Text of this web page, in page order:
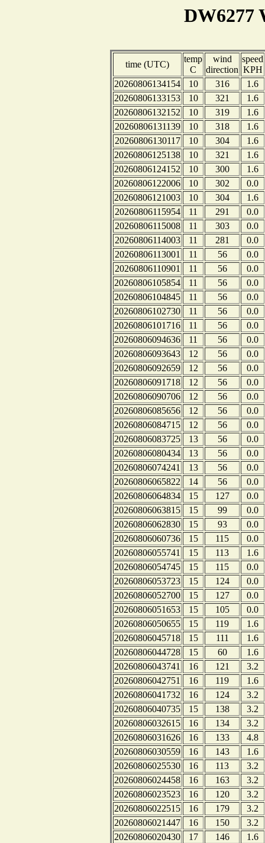
DW6277
time (UTC)
temp
C
wind
direction
speed
KPH
20260806134154
10 316
1.6
20260806133153
10 321
1.6
20260806132152
10 319
1.6
20260806131139
10 318
1.6
20260806130117
10 304
1.6
20260806125138
10 321
1.6
20260806124152
10 300
1.6
20260806122006
10 302
0.0
20260806121003
10 304
1.6
20260806115954
11 291
0.0
20260806115008
11 303
0.0
20260806114003
11 281
0.0
20260806113001
11 56
0.0
20260806110901
11 56
0.0
20260806105854
11 56
0.0
20260806104845
11 56
0.0
20260806102730
11 56
0.0
20260806101716
11 56
0.0
20260806094636
11 56
0.0
20260806093643
12 56
0.0
20260806092659
12 56
0.0
20260806091718
12 56
0.0
20260806090706
12 56
0.0
20260806085656
12 56
0.0
20260806084715
12 56
0.0
20260806083725
13 56
0.0
20260806080434
13 56
0.0
20260806074241
13 56
0.0
20260806065822
14 56
0.0
20260806064834
15 127
0.0
20260806063815
15 99
0.0
20260806062830
15 93
0.0
20260806060736
15 115
0.0
20260806055741
15 113
1.6
20260806054745
15 115
0.0
20260806053723
15 124
0.0
20260806052700
15 127
0.0
20260806051653
15 105
0.0
20260806050655
15 119
1.6
20260806045718
15 111
1.6
20260806044728
15 60
1.6
20260806043741
16 121
3.2
20260806042751
16 119
1.6
20260806041732
16 124
3.2
20260806040735
15 138
3.2
20260806032615
16 134
3.2
20260806031626
16 133
4.8
20260806030559
16 143
1.6
20260806025530
16 113
3.2
20260806024458
16 163
3.2
20260806023523
16 120
3.2
20260806022515
16 179
3.2
20260806021447
16 150
3.2
20260806020430
17 146
1.6